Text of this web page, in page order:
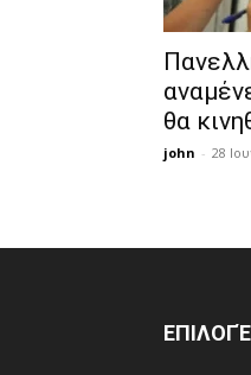
θα
john - 28